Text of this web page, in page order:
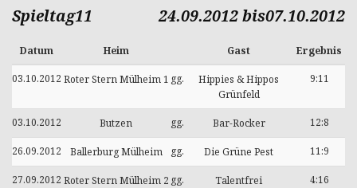
Spieltag11 24.09.2012 bis07.10.2012
Datum Heim Gast Ergebnis
03.10.2012 Roter Stern Mülheim 1 gg.
Hippies & Hippos
Grünfeld
9:11
03.10.2012 Butzen gg. Bar-Rocker 12:8
26.09.2012 Ballerburg Mülheim gg. Die Grüne Pest 11:9
27.09.2012 Roter Stern Mülheim 2 gg. Talentfrei 4:16